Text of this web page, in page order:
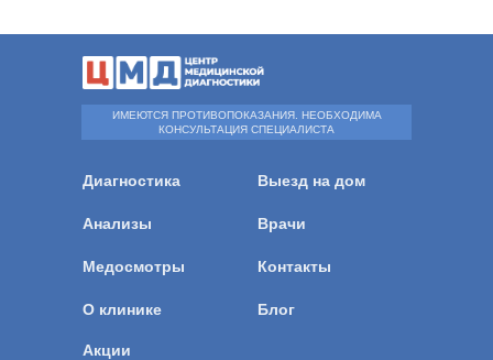
Диагностика
О клинике
Выезд на дом
Анализы
Контакты
Врачи
Медосмотры
Блог
Акции
ИМЕЮТСЯ ПРОТИВОПОКАЗАНИЯ. НЕОБХОДИМА
КОНСУЛЬТАЦИЯ СПЕЦИАЛИСТА